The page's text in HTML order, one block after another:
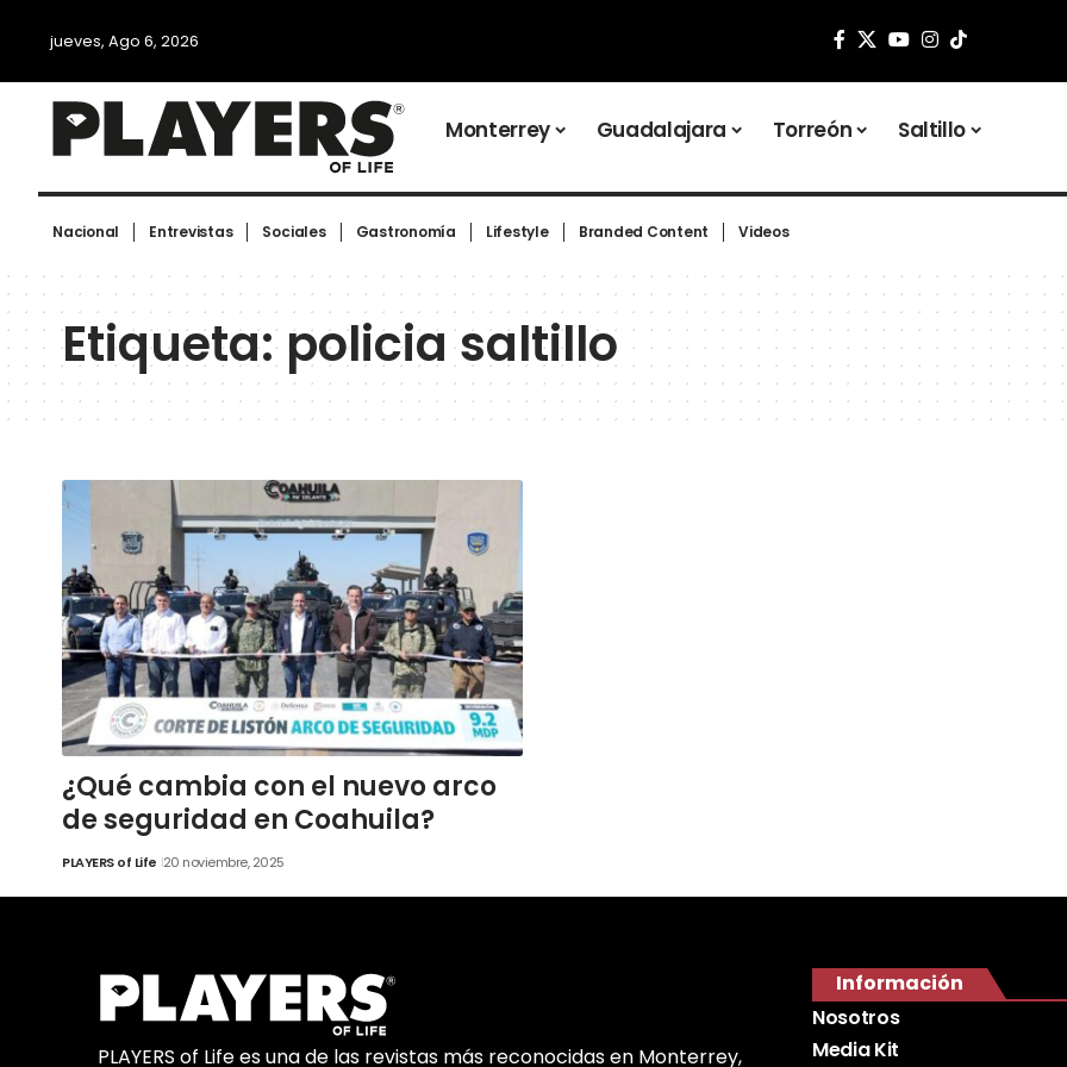
jueves, Ago 6, 2026
Monterrey Guadalajara Torreón Saltillo
Nacional Entrevistas Sociales Gastronomía Lifestyle Branded Content Videos
Etiqueta:policia saltillo
¿Qué cambia con el nuevo arco
de seguridad en Coahuila?
PLAYERS of Life 20 noviembre, 2025
PLAYERS of Life es una de las revistas más reconocidas en Monterrey,
Información
Nosotros
Media Kit